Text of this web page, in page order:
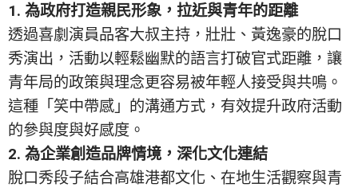
1. 為政府打造親民形象，拉近與青年的距離
透過喜劇演員品客大叔主持，壯壯、黃逸豪的脫口
秀演出，活動以輕鬆幽默的語言打破官式距離，讓
青年局的政策與理念更容易被年輕人接受與共鳴。
這種「笑中帶感」的溝通方式，有效提升政府活動
的參與度與好感度。
2. 為企業創造品牌情境，深化文化連結
脫口秀段子結合高雄港都文化、在地生活觀察與青